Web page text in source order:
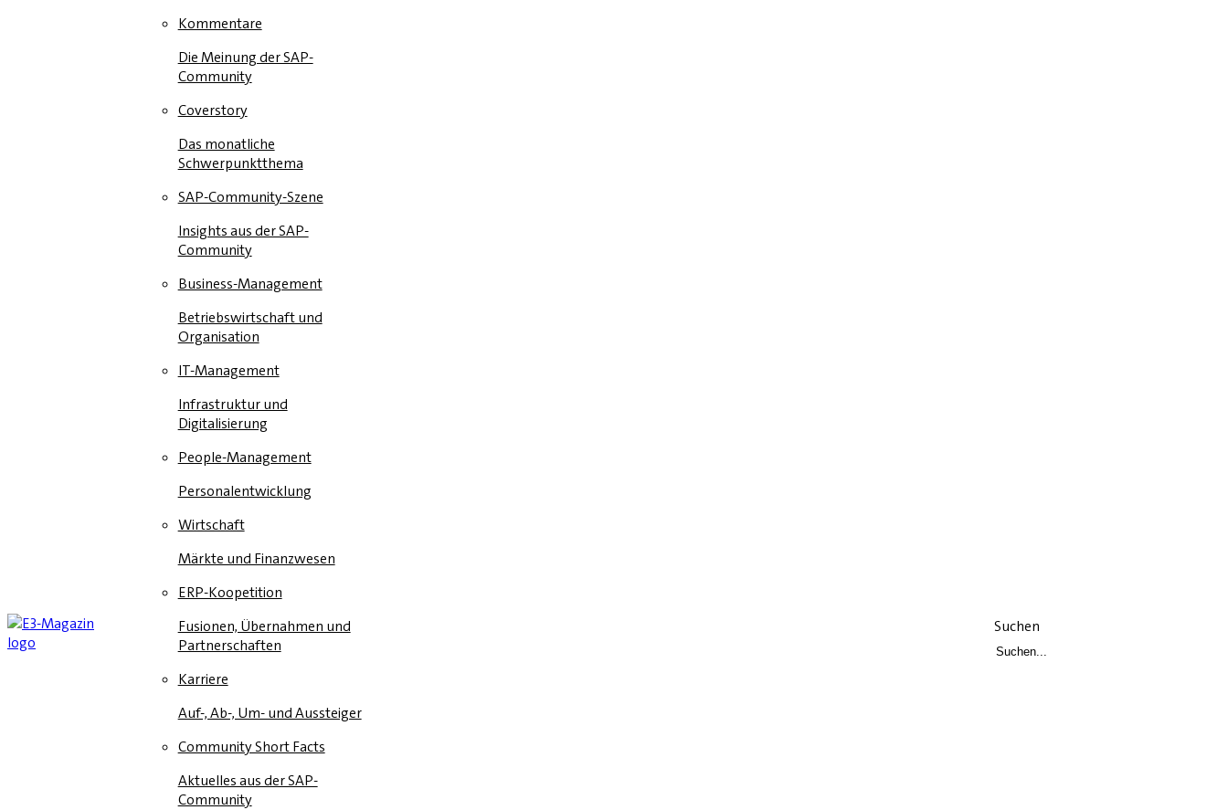
Kommentare
Die Meinung der SAP-
Community
Coverstory
Das monatliche
Schwerpunktthema
SAP-Community-Szene
Insights aus der SAP-
Community
Business-Management
Betriebswirtschaft und
Organisation
IT-Management
Infrastruktur und
Digitalisierung
People-Management
Personalentwicklung
Wirtschaft
Märkte und Finanzwesen
ERP-Koopetition
Fusionen, Übernahmen und
Partnerschaften
Karriere
Auf-, Ab-, Um- und Aussteiger
Community Short Facts
Aktuelles aus der SAP-
Community
Suchen